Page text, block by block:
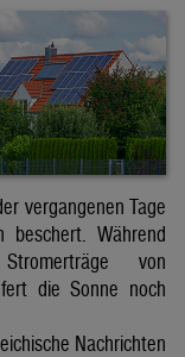
vergangenen Tage
beschert. Während
von
die Sonne noch
Nachrichten